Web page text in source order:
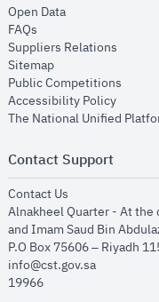
Open Dataopens in new
FAQs
Suppliers Relations
Sitemapopens in new
Public Competitions
Accessibility Policyopens
The National Unified
Contact Support
Contact Us
Alnakheel Quarter - At the
and Imam Saud Bin
P.O Box 75606 – Riyadh
info@cst.gov.sa
19966